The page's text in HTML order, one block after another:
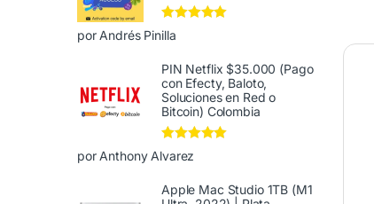
Valorado en
de 5
por Andrés Pinilla
PIN Netflix $35.000 (Pago
con Efecty, Baloto,
Soluciones en Red o
Bitcoin) Colombia
Valorado en
de 5
por Anthony Alvarez
Apple Mac Studio 1TB (M1